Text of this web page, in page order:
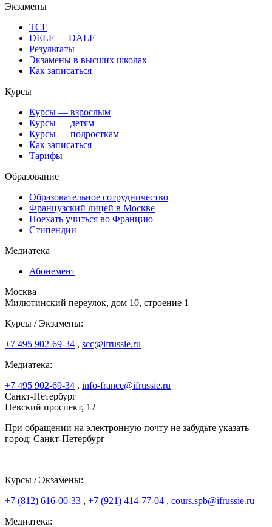
Экзамены
TCF
DELF — DALF
Результаты
Экзамены в высших школах
Как записаться
Курсы
Курсы — взрослым
Курсы — детям
Курсы — подросткам
Как записаться
Тарифы
Образование
Образовательное сотрудничество
Французский лицей в Москве
Поехать учиться во Францию
Стипендии
Медиатека
Абонемент
Москва
Милютинский переулок, дом 10, строение 1
Курсы / Экзамены:
+7 495 902-69-34 , scc@ifrussie.ru
Медиатека:
+7 495 902-69-34 , info-france@ifrussie.ru
Санкт-Петербург
Невский проспект, 12
При обращении на электронную почту не забудьте указать
город: Санкт-Петербург
Курсы / Экзамены:
+7 (812) 616-00-33 , +7 (921) 414-77-04 , cours.spb@ifrussie.ru
Медиатека: